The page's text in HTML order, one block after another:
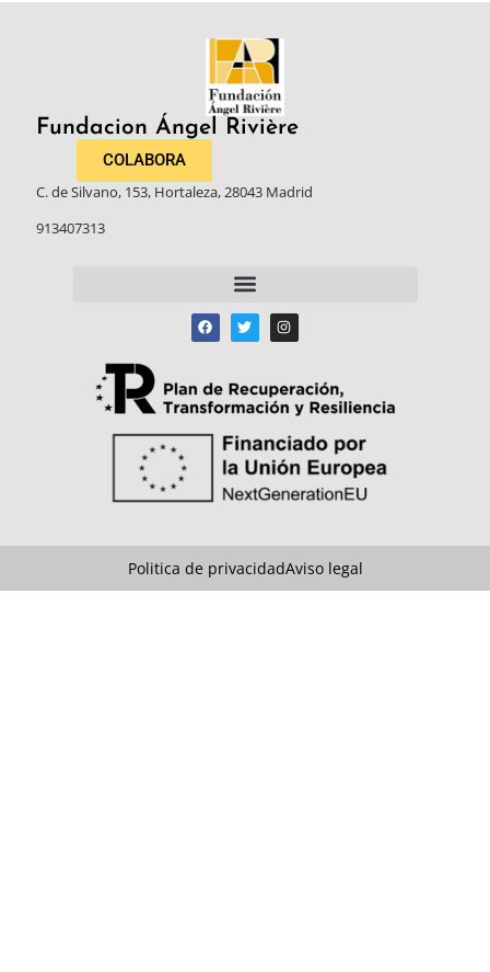
Fundacion Ángel Rivière​
COLABORA
C. de Silvano, 153, Hortaleza, 28043 Madrid
913407313
Politica de privacidadAviso legal